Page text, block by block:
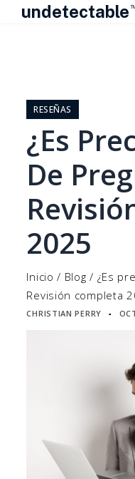
undetectable
contenido
RESEÑAS
¿Es
De
2025
Inicio / Blog / ¿Es
Revisión completa
CHRISTIAN PERRY ▪